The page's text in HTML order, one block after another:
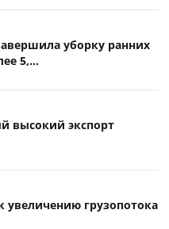
уборку ранних
5,...
высокий экспорт
увеличению грузопотока